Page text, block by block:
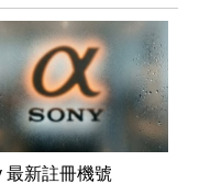
最新註冊機號